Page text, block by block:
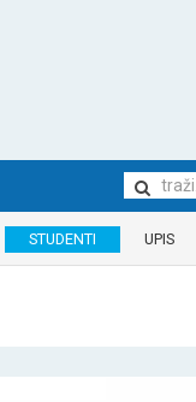
STUDENTI UPIS